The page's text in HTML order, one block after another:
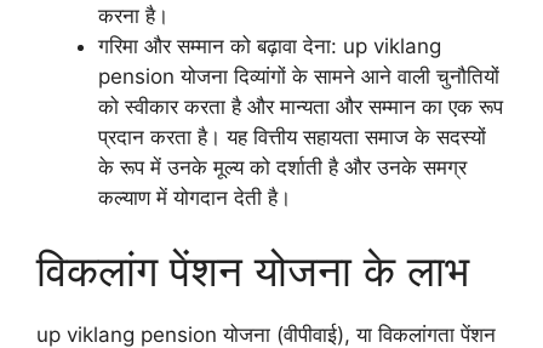
करना है।
गरिमा और सम्मान को बढ़ावा देना: up viklang
pension योजना दिव्यांगों के सामने आने वाली चुनौतियों
को स्वीकार करता है और मान्यता और सम्मान का एक रूप
प्रदान करता है। यह वित्तीय सहायता समाज के सदस्यों
के रूप में उनके मूल्य को दर्शाती है और उनके समग्र
कल्याण में योगदान देती है।
विकलांग पेंशन योजना के लाभ
up viklang pension योजना (वीपीवाई), या विकलांगता पेंशन